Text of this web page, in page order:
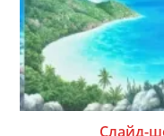
Слайд-